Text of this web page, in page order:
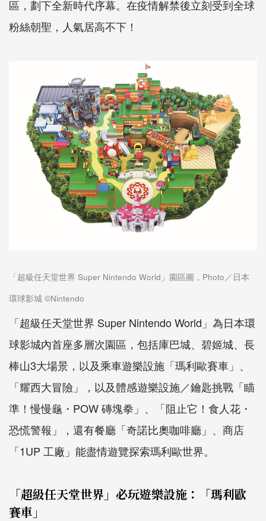
區，劃下全新時代序幕。在疫情解禁後立刻受到全球
粉絲朝聖，人氣居高不下！
「超級任天堂世界 Super Nintendo World」園區圖，Photo／日本
環球影城 ©Nintendo
「超級任天堂世界 Super Nintendo World」為日本環
球影城內首座多層次園區，包括庫巴城、碧姬城、長
棒山3大場景，以及乘車遊樂設施「瑪利歐賽車」、
「耀西大冒險」，以及體感遊樂設施／鑰匙挑戰「瞄
準！慢慢龜・POW 磚塊拳」、「阻止它！食人花・
恐慌警報」，還有餐廳「奇諾比奧咖啡廳」、商店
「1UP 工廠」能盡情遊覽探索瑪利歐世界。
「超級任天堂世界」必玩遊樂設施：「瑪利歐
賽車」